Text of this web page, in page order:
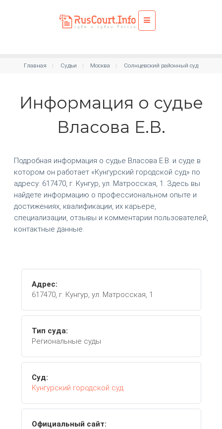
Главная Судьи Москва Солнцевский районный суд
Информация о судье
Власова Е.В.
Подробная информация о судье Власова Е.В. и суде в
котором он работает «Кунгурский городской суд» по
адресу: 617470, г. Кунгур, ул. Матросская, 1. Здесь вы
найдете информацию о профессиональном опыте и
достижениях, квалификации, их карьере,
специализации, отзывы и комментарии пользователей,
контактные данные.
Адрес:
617470, г. Кунгур, ул. Матросская, 1
Тип суда:
Региональные суды
Суд:
Кунгурский городской суд
Официальный сайт: